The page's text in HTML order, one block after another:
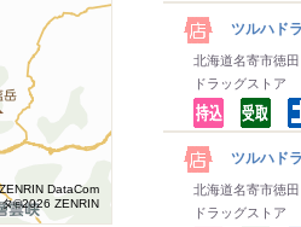
ツルハド
北海道名寄市徳
ドラッグストア
ツルハド
北海道名寄市徳
ドラッグストア
DataCom
©2026 ZENRIN